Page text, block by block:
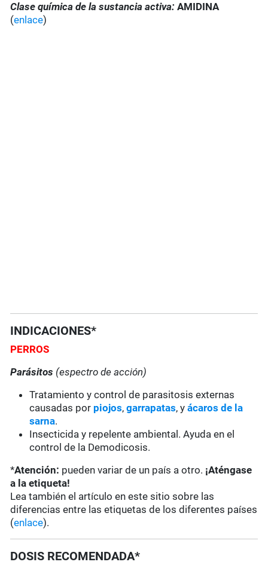
Clase química de la sustancia activa:AMIDINA
(enlace)
INDICACIONES*
PERROS
Parásitos (espectro de acción)
Tratamiento y control de parasitosis externas
causadas por piojos,garrapatas, yácaros de la
sarna.
Insecticida y repelente ambiental. Ayuda en el
control de la Demodicosis.
*Atención: pueden variar de un país a otro. ¡Aténgase
a la etiqueta!
Lea también el artículo en este sitio sobre las
diferencias entre las etiquetas de los diferentes países
(enlace).
DOSIS RECOMENDADA*